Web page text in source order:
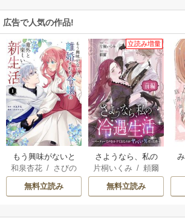
広告で人気の作品!
もう興味がないと
離婚された令嬢の
意外と楽しい新生
活
和泉杏花 / さびの
ぶち
無料立読み
立読み増量
さようなら、私の
冷遇生活 ～パーテ
ィーで声をかけて
きたのがヤバい男
片桐いくみ / 頼爾
無料立読み